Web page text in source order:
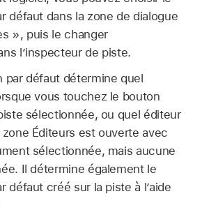
défaut dans la zone de dialogue
», puis le changer
l’inspecteur de piste.
par défaut détermine quel
vous touchez le bouton
sélectionnée, ou quel éditeur
Éditeurs est ouverte avec
sélectionnée, mais aucune
Il détermine également le
défaut créé sur la piste à l’aide